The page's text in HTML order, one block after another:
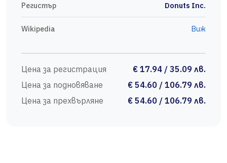
Регистър Donuts Inc.
Wikipedia Виж
Цена за регистрация
€ 17.94 / 35.09 лв.
Цена за подновяване
€ 54.60 / 106.79 лв.
Цена за прехвърляне
€ 54.60 / 106.79 лв.